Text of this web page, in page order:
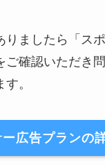
りましたら「ス
ご確認いただき
。
広告プランの